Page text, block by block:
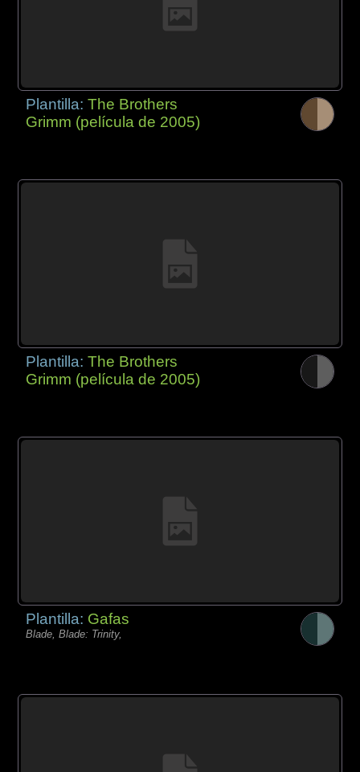
Plantilla:The Brothers
Grimm (película de 2005)
Plantilla:The Brothers
Grimm (película de 2005)
Plantilla: Gafas
Blade, Blade: Trinity,